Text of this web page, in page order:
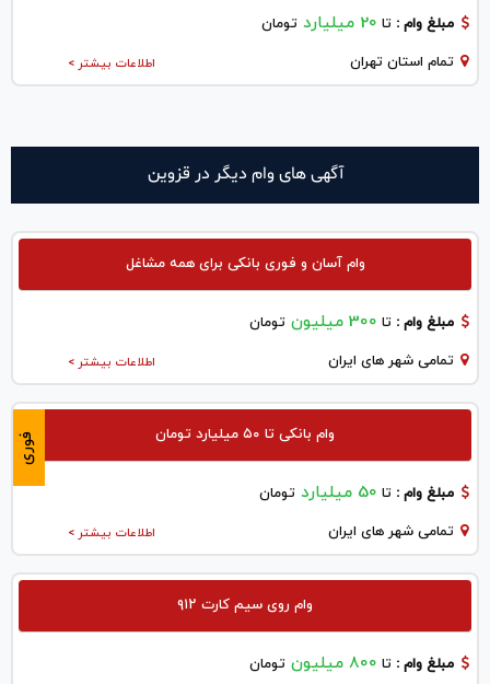
مبلغ وام : تا 20 میلیارد تومان
اطلاعات بیشتر > تمام استان تهران
آگهی های وام دیگر در قزوين
وام آسان و فوری بانکی برای همه مشاغل
مبلغ وام : تا 300 میلیون تومان
اطلاعات بیشتر > تمامی شهر های ایران
فوری وام بانکی تا ۵۰ میلیارد تومان
مبلغ وام : تا 50 میلیارد تومان
اطلاعات بیشتر > تمامی شهر های ایران
وام روی سیم کارت ۹۱۲
مبلغ وام : تا 800 میلیون تومان